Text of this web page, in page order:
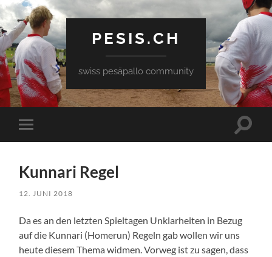
PESIS.CH
swiss pesäpallo community
Toggle
mobile
Toggle
Kunnari Regel
12. JUNI 2018
Da es an den letzten Spieltagen Unklarheiten in Bezug
auf die Kunnari (Homerun) Regeln gab wollen wir uns
heute diesem Thema widmen. Vorweg ist zu sagen, dass